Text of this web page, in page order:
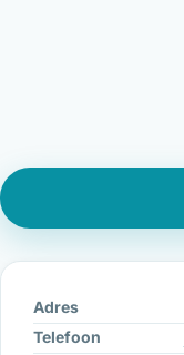
Adres
Telefoon